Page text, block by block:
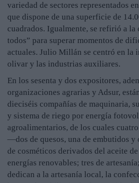
variedad de sectores representados
que dispone de una superficie de
cuadrados. Igualmente, se refirió a la
todos” para superar momentos de
actuales. Julio Millán se centró en la
olivar y las industrias auxiliares.
En los sesenta y dos expositores,
organizaciones agrarias y Adsur,
dieciséis compañías de maquinaria,
y sistema de riego por energía
agroalimentarios, de los cuales
—dos de quesos, una de embutidos
de cosméticos derivados del aceite
energías renovables; tres de
dedican a la artesanía local, la